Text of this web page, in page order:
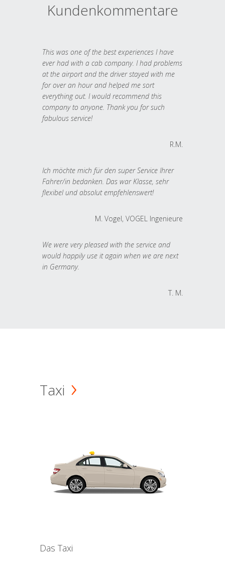
Kundenkommentare
This was one of the best experiences I have
ever had with a cab company. I had problems
at the airport and the driver stayed with me
for over an hour and helped me sort
everything out. I would recommend this
company to anyone. Thank you for such
fabulous service!
R.M.
Ich möchte mich für den super Service Ihrer
Fahrer/in bedanken. Das war Klasse, sehr
flexibel und absolut empfehlenswert!
M. Vogel, VOGEL Ingenieure
We were very pleased with the service and
would happily use it again when we are next
in Germany.
T. M.
Taxi
Das Taxi